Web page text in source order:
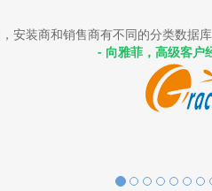
安装商和销售商有不同的分类数据
- 向雅菲，高级客户